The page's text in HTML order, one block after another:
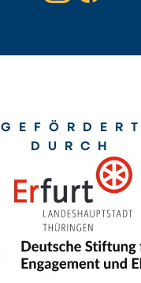
GEFÖRDERT
DURCH